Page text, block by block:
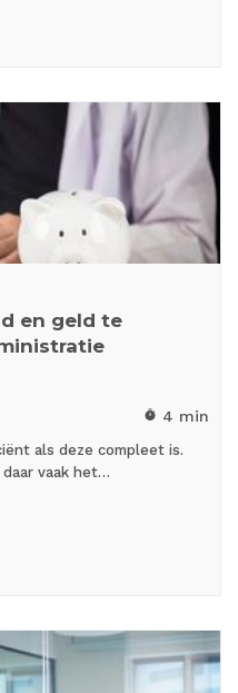
en geld te
timer 4 min
als deze compleet is.
vaak het…